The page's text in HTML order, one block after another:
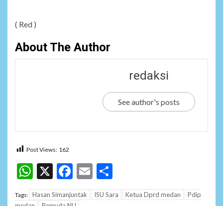
( Red )
About The Author
redaksi
See author's posts
Post Views: 162
WhatsApp
X Facebook
Email
Tags: Hasan Simanjuntak ISU Sara Ketua Dprd medan
Pdip